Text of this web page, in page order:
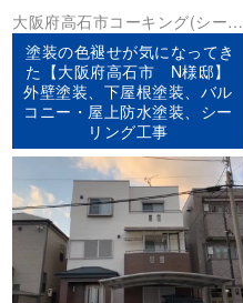
大阪府高石市コーキング(シーリ
ング)ベランダ防水外壁塗装屋根
塗装 防水工事
塗装の色褪せが気になってき
た【大阪府高石市 N様邸】
外壁塗装、下屋根塗装、バル
コニー・屋上防水塗装、シー
リング工事